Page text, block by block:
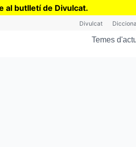
al butlletí de Divulcat.
Divulcat
Temes